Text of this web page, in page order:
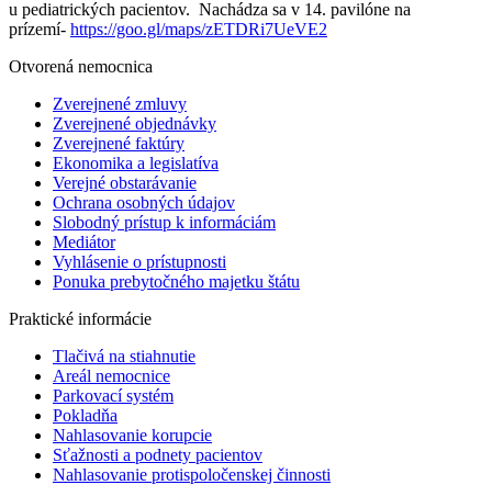
u pediatrických pacientov. Nachádza sa v 14. pavilóne na
prízemí- https://goo.gl/maps/zETDRi7UeVE2
Otvorená nemocnica
Zverejnené zmluvy
Zverejnené objednávky
Zverejnené faktúry
Ekonomika a legislatíva
Verejné obstarávanie
Ochrana osobných údajov
Slobodný prístup k informáciám
Mediátor
Vyhlásenie o prístupnosti
Ponuka prebytočného majetku štátu
Praktické informácie
Tlačivá na stiahnutie
Areál nemocnice
Parkovací systém
Pokladňa
Nahlasovanie korupcie
Sťažnosti a podnety pacientov
Nahlasovanie protispoločenskej činnosti